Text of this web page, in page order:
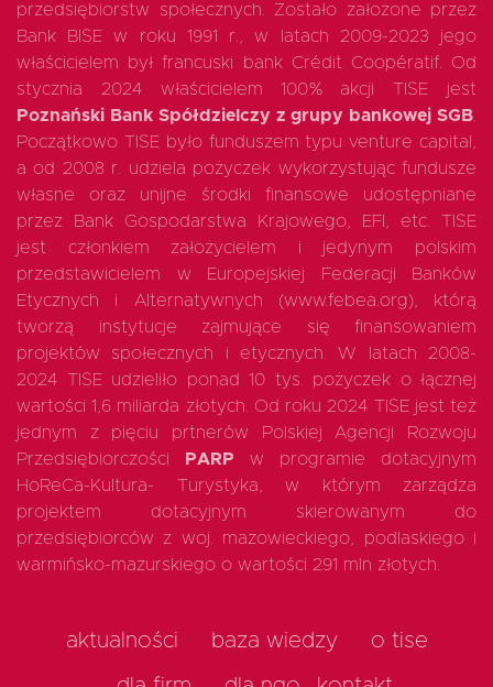
przedsiębiorstw społecznych. Zostało założone przez
Bank BISE w roku 1991 r., w latach 2009-2023 jego
właścicielem był francuski bank Crédit Coopératif. Od
stycznia 2024 właścicielem 100% akcji TISE jest
Poznański Bank Spółdzielczy z grupy bankowej SGB.
Początkowo TISE było funduszem typu venture capital,
a od 2008 r. udziela pożyczek wykorzystując fundusze
własne oraz unijne środki finansowe udostępniane
przez Bank Gospodarstwa Krajowego, EFI, etc. TISE
jest członkiem założycielem i jedynym polskim
przedstawicielem w Europejskiej Federacji Banków
Etycznych i Alternatywnych (www.febea.org), którą
tworzą instytucje zajmujące się finansowaniem
projektów społecznych i etycznych. W latach 2008-
2024 TISE udzieliło ponad 10 tys. pożyczek o łącznej
wartości 1,6 miliarda złotych. Od roku 2024 TISE jest też
jednym z pięciu prtnerów Polskiej Agencji Rozwoju
Przedsiębiorczości
PARP w programie dotacyjnym
HoReCa-Kultura- Turystyka, w którym zarządza
projektem dotacyjnym skierowanym do
przedsiębiorców z woj. mazowieckiego, podlaskiego i
warmińsko-mazurskiego o wartości 291 mln złotych.
aktualności baza wiedzy o tise